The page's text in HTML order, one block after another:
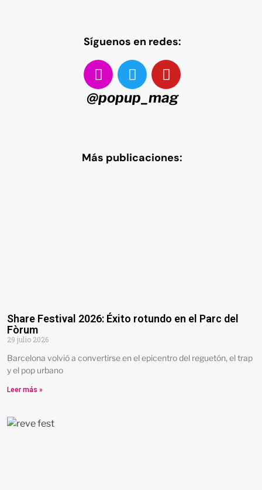
Síguenos en redes:
@popup_mag
Más publicaciones:
Share Festival 2026: Éxito rotundo en el Parc del
Fòrum
29 julio 2026
Barcelona volvió a convertirse en el epicentro del reguetón, el trap
y el pop urbano
Leer más »